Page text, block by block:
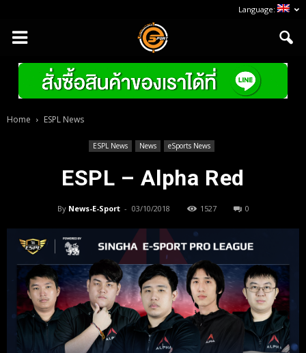
Language:
Home ESPL News
ESPL News News eSports News
ESPL – Alpha Red
By News-E-Sport - 03/10/2018 1527 0